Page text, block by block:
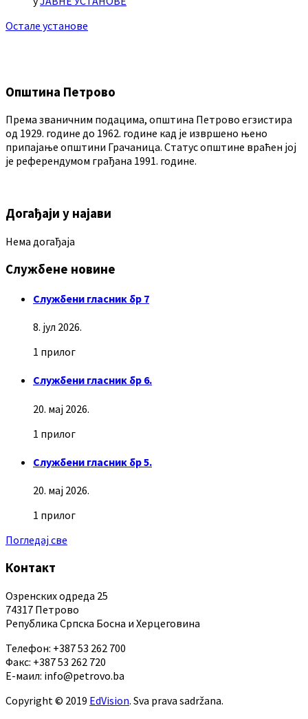
Остале установе
Општина Петрово
Према званичним подацима, општина Петрово егзистира
од 1929. године до 1962. године кад је извршено њено
припајање општини Грачаница. Статус општине враћен јој
је референдумом грађана 1991. године.
Догађаји у најави
Нема догађаја
Службене новине
Службени гласник бр 7
8. јул 2026.
1 прилог
Службени гласник бр 6.
20. мај 2026.
1 прилог
Службени гласник бр 5.
20. мај 2026.
1 прилог
Погледај све
Контакт
Озренских одреда 25
74317 Петрово
Република Српска Босна и Херцеговина
Телефон: +387 53 262 700
Факс: +387 53 262 720
Е-маил: info@petrovo.ba
Copyright © 2019 EdVision. Sva prava sadržana.